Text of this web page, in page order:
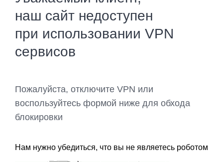
наш сайт недоступен
при использовании VPN
сервисов
Пожалуйста, отключите VPN или
воспользуйтесь формой ниже для обхода
блокировки
Нам нужно убедиться, что вы не являетесь роботом